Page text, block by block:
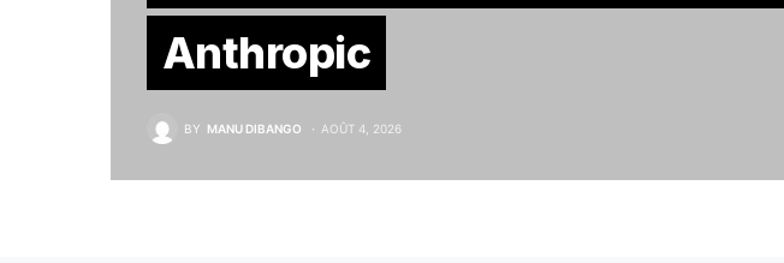
Anthropic
BY MANU DIBANGO AOÛT 4, 2026